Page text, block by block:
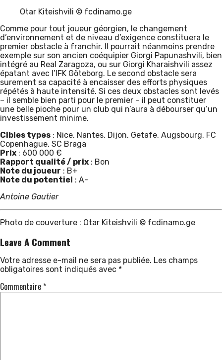
Otar Kiteishvili © fcdinamo.ge
Comme pour tout joueur géorgien, le changement
d’environnement et de niveau d’exigence constituera le
premier obstacle à franchir. Il pourrait néanmoins prendre
exemple sur son ancien coéquipier Giorgi Papunashvili, bien
intégré au Real Zaragoza, ou sur Giorgi Kharaishvili assez
épatant avec l’IFK Göteborg. Le second obstacle sera
surement sa capacité à encaisser des efforts physiques
répétés à haute intensité. Si ces deux obstacles sont levés
– il semble bien parti pour le premier – il peut constituer
une belle pioche pour un club qui n’aura à débourser qu’un
investissement minime.
Cibles types : Nice, Nantes, Dijon, Getafe, Augsbourg, FC
Copenhague, SC Braga
Prix : 600 000 €
Rapport qualité / prix : Bon
Note du joueur : B+
Note du potentiel : A-
Antoine Gautier
Photo de couverture : Otar Kiteishvili © fcdinamo.ge
Leave A Comment
Votre adresse e-mail ne sera pas publiée. Les champs
obligatoires sont indiqués avec *
Commentaire*